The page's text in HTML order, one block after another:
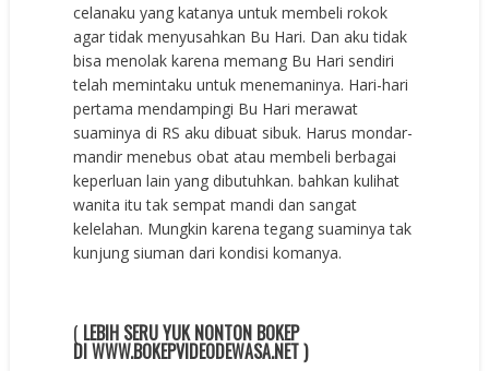
celanaku yang katanya untuk membeli rokok
agar tidak menyusahkan Bu Hari. Dan aku tidak
bisa menolak karena memang Bu Hari sendiri
telah memintaku untuk menemaninya. Hari-hari
pertama mendampingi Bu Hari merawat
suaminya di RS aku dibuat sibuk. Harus mondar-
mandir menebus obat atau membeli berbagai
keperluan lain yang dibutuhkan. bahkan kulihat
wanita itu tak sempat mandi dan sangat
kelelahan. Mungkin karena tegang suaminya tak
kunjung siuman dari kondisi komanya.
( LEBIH SERU YUK NONTON BOKEP
DI WWW.BOKEPVIDEODEWASA.NET )